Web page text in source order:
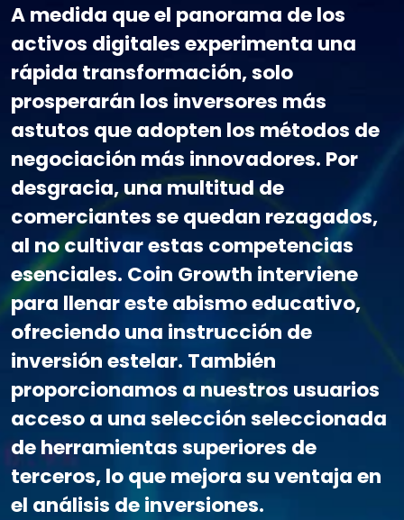
A medida que el panorama de los
activos digitales experimenta una
rápida transformación, solo
prosperarán los inversores más
astutos que adopten los métodos de
negociación más innovadores. Por
desgracia, una multitud de
comerciantes se quedan rezagados,
al no cultivar estas competencias
esenciales. Coin Growth interviene
para llenar este abismo educativo,
ofreciendo una instrucción de
inversión estelar. También
proporcionamos a nuestros usuarios
acceso a una selección seleccionada
de herramientas superiores de
terceros, lo que mejora su ventaja en
el análisis de inversiones.